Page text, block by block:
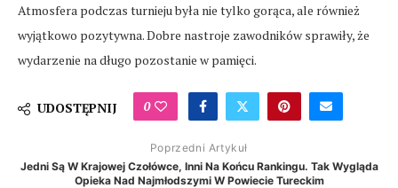
Atmosfera podczas turnieju była nie tylko gorąca, ale również
wyjątkowo pozytywna. Dobre nastroje zawodników sprawiły, że
wydarzenie na długo pozostanie w pamięci.
UDOSTĘPNIJ 0
Poprzedni Artykuł
Jedni Są W Krajowej Czołówce, Inni Na Końcu Rankingu. Tak Wygląda
Opieka Nad Najmłodszymi W Powiecie Tureckim